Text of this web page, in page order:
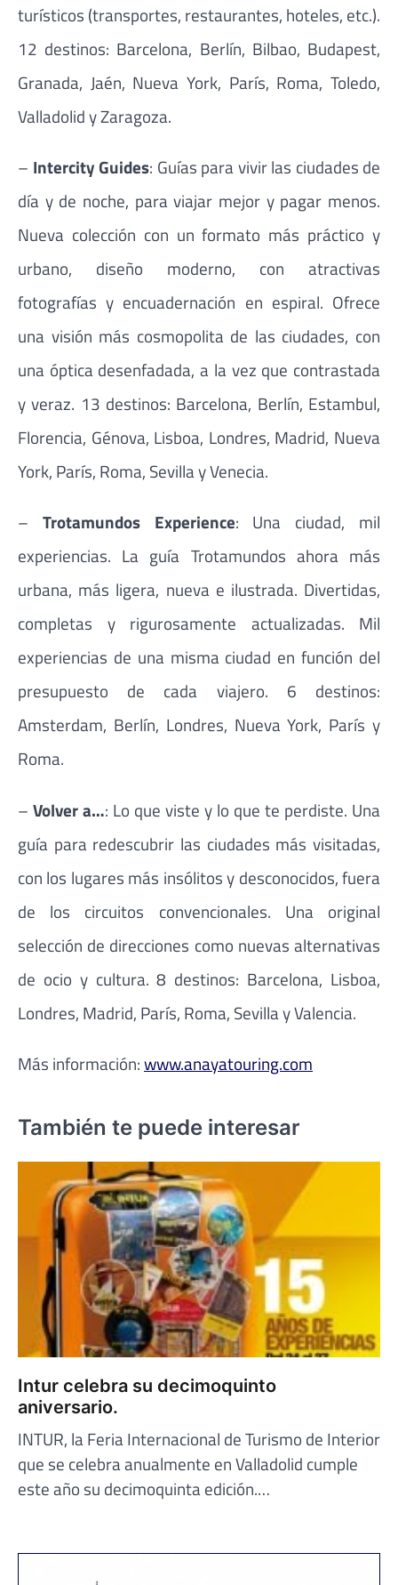
turísticos (transportes, restaurantes, hoteles, etc.).
12 destinos: Barcelona, Berlín, Bilbao, Budapest,
Granada, Jaén, Nueva York, París, Roma, Toledo,
Valladolid y Zaragoza.
– Intercity Guides: Guías para vivir las ciudades de
día y de noche, para viajar mejor y pagar menos.
Nueva colección con un formato más práctico y
urbano, diseño moderno, con atractivas
fotografías y encuadernación en espiral. Ofrece
una visión más cosmopolita de las ciudades, con
una óptica desenfadada, a la vez que contrastada
y veraz. 13 destinos: Barcelona, Berlín, Estambul,
Florencia, Génova, Lisboa, Londres, Madrid, Nueva
York, París, Roma, Sevilla y Venecia.
– Trotamundos Experience: Una ciudad, mil
experiencias. La guía Trotamundos ahora más
urbana, más ligera, nueva e ilustrada. Divertidas,
completas y rigurosamente actualizadas. Mil
experiencias de una misma ciudad en función del
presupuesto de cada viajero. 6 destinos:
Amsterdam, Berlín, Londres, Nueva York, París y
Roma.
– Volver a…: Lo que viste y lo que te perdiste. Una
guía para redescubrir las ciudades más visitadas,
con los lugares más insólitos y desconocidos, fuera
de los circuitos convencionales. Una original
selección de direcciones como nuevas alternativas
de ocio y cultura. 8 destinos: Barcelona, Lisboa,
Londres, Madrid, París, Roma, Sevilla y Valencia.
Más información:www.anayatouring.com
También te puede interesar
Intur celebra su decimoquinto
aniversario.
INTUR, la Feria Internacional de Turismo de Interior
que se celebra anualmente en Valladolid cumple
este año su decimoquinta edición.…